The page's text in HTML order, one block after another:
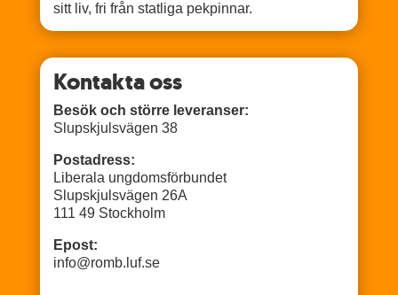
sitt liv, fri från statliga pekpinnar.
Kontakta oss
Besök och större leveranser:
Slupskjulsvägen 38
Postadress:
Liberala ungdomsförbundet
Slupskjulsvägen 26A
111 49 Stockholm
Epost:
info@romb.luf.se